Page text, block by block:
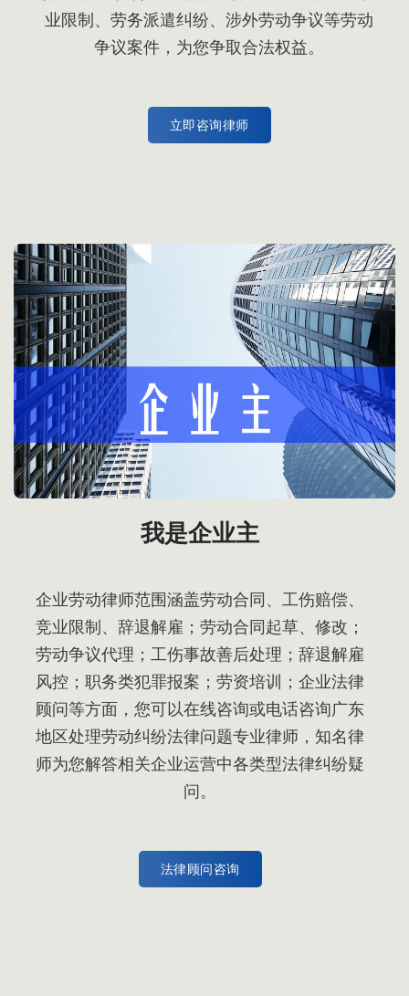
业限制、劳务派遣纠纷、涉外劳动争议等劳动
争议案件，为您争取合法权益。
立即咨询律师
我是企业主
企业劳动律师范围涵盖劳动合同、工伤赔偿、
竞业限制、辞退解雇；劳动合同起草、修改；
劳动争议代理；工伤事故善后处理；辞退解雇
风控；职务类犯罪报案；劳资培训；企业法律
顾问等方面，您可以在线咨询或电话咨询广东
地区处理劳动纠纷法律问题专业律师，知名律
师为您解答相关企业运营中各类型法律纠纷疑
问。
法律顾问咨询